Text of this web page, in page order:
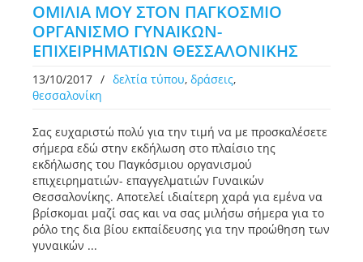
OMΙΛΙΑ ΜΟΥ ΣΤΟΝ ΠΑΓΚΟΣΜΙΟ
ΟΡΓΑΝΙΣΜΟ ΓΥΝΑΙΚΩΝ-
ΕΠΙΧΕΙΡΗΜΑΤΙΩΝ ΘΕΣΣΑΛΟΝΙΚΗΣ
13/10/2017 / δελτία τύπου, δράσεις,
θεσσαλονίκη
Σας ευχαριστώ πολύ για την τιμή να με προσκαλέσετε
σήμερα εδώ στην εκδήλωση στο πλαίσιο της
εκδήλωσης του Παγκόσμιου οργανισμού
επιχειρηματιών- επαγγελματιών Γυναικών
Θεσσαλονίκης. Αποτελεί ιδιαίτερη χαρά για εμένα να
βρίσκομαι μαζί σας και να σας μιλήσω σήμερα για το
ρόλο της δια βίου εκπαίδευσης για την προώθηση των
γυναικών ...